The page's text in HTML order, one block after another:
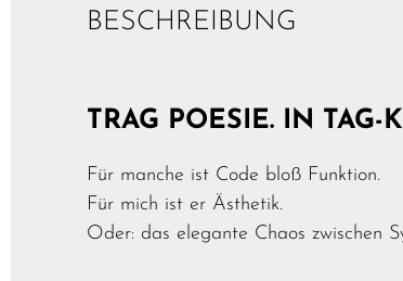
BESCHREIBUNG
TRAG POESIE. IN TAG-
Für manche ist Code bloß Funktion.
Für mich ist er Ästhetik.
Oder: das elegante Chaos zwischen